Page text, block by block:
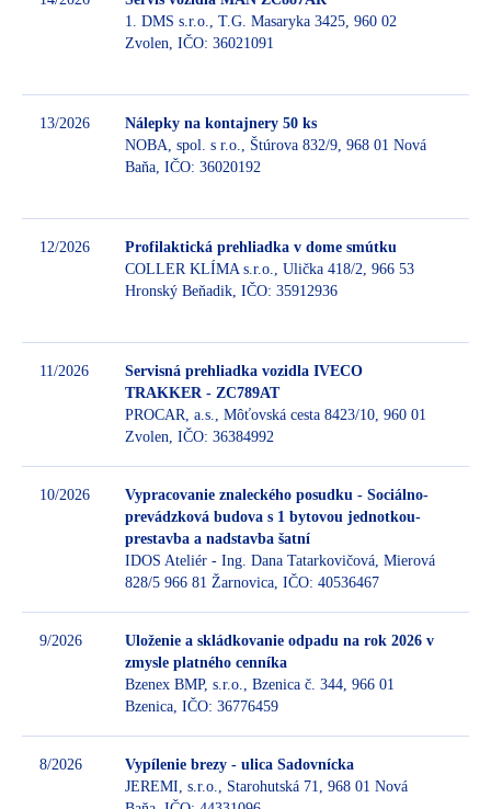
1. DMS s.r.o., T.G. Masaryka 3425, 960 02
Zvolen, IČO: 36021091
13/2026
Nálepky na kontajnery 50 ks
NOBA, spol. s r.o., Štúrova 832/9, 968 01 Nová
Baňa, IČO: 36020192
12/2026
Profilaktická prehliadka v dome smútku
COLLER KLÍMA s.r.o., Ulička 418/2, 966 53
Hronský Beňadik, IČO: 35912936
11/2026
Servisná prehliadka vozidla IVECO
TRAKKER - ZC789AT
PROCAR, a.s., Môťovská cesta 8423/10, 960 01
Zvolen, IČO: 36384992
10/2026
Vypracovanie znaleckého posudku - Sociálno-
prevádzková budova s 1 bytovou jednotkou-
prestavba a nadstavba šatní
IDOS Ateliér - Ing. Dana Tatarkovičová, Mierová
828/5 966 81 Žarnovica, IČO: 40536467
9/2026
Uloženie a skládkovanie odpadu na rok 2026 v
zmysle platného cenníka
Bzenex BMP, s.r.o., Bzenica č. 344, 966 01
Bzenica, IČO: 36776459
8/2026
Vypílenie brezy - ulica Sadovnícka
JEREMI, s.r.o., Starohutská 71, 968 01 Nová